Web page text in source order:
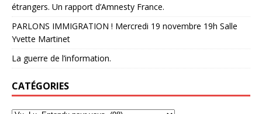
étrangers. Un rapport d’Amnesty France.
PARLONS IMMIGRATION ! Mercredi 19 novembre 19h Salle
Yvette Martinet
La guerre de l’information.
CATÉGORIES